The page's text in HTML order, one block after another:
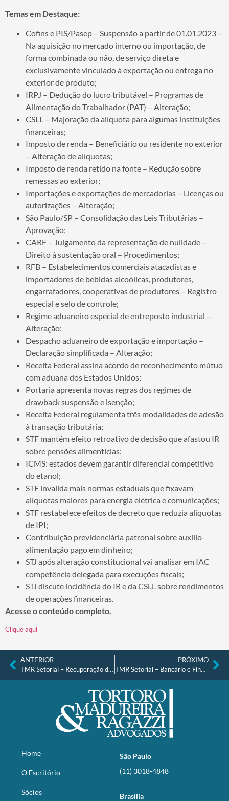
Temas em Destaque:
Cofins e PIS/Pasep – Suspensão a partir de 01.01.2023 –
Na aquisição no mercado interno ou importação, de
forma combinada ou não, de serviço direta e
exclusivamente vinculado à exportação ou entrega no
exterior de produto;
IRPJ – Dedução do lucro tributável – Programas de
Alimentação do Trabalhador (PAT) – Alteração;
CSLL – Majoração da alíquota para algumas instituições
financeiras;
Imposto de renda – Beneficiário ou residente no exterior
– Alteração de alíquotas;
Imposto de renda retido na fonte – Redução sobre
remessas ao exterior;
Importações e exportações de mercadorias – Licenças ou
autorizações – Alteração;
São Paulo/SP – Consolidação das Leis Tributárias –
Aprovação;
CARF – Julgamento da representação de nulidade –
Direito à sustentação oral – Procedimentos;
RFB – Estabelecimentos comerciais atacadistas e
importadores de bebidas alcoólicas, produtores,
engarrafadores, cooperativas de produtores – Registro
especial e selo de controle;
Regime aduaneiro especial de entreposto industrial –
Alteração;
Despacho aduaneiro de exportação e importação –
Declaração simplificada – Alteração;
Receita Federal assina acordo de reconhecimento mútuo
com aduana dos Estados Unidos;
Portaria apresenta novas regras dos regimes de
drawback suspensão e isenção;
Receita Federal regulamenta três modalidades de adesão
à transação tributária;
STF mantém efeito retroativo de decisão que afastou IR
sobre pensões alimentícias;
ICMS: estados devem garantir diferencial competitivo
do etanol;
STF invalida mais normas estaduais que fixavam
alíquotas maiores para energia elétrica e comunicações;
STF restabelece efeitos de decreto que reduzia alíquotas
de IPI;
Contribuição previdenciária patronal sobre auxílio-
alimentação pago em dinheiro;
STJ após alteração constitucional vai analisar em IAC
competência delegada para execuções fiscais;
STJ discute incidência do IR e da CSLL sobre rendimentos
de operações financeiras.
Acesse o conteúdo completo.
Clique aqui
ANTERIOR
TMR Setorial – Recuperação de Crédito, Falências e Recuperações Judiciais nº 20, de 10.10.2022
PRÓXIMO
TMR Setorial – Bancário e Financeiro nº 18, de 21.10.2022
Home
O Escritório
Sócios
São Paulo
(11) 3018-4848
Brasília